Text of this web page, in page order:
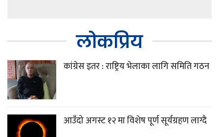
लोकप्रिय
कांग्रेस इतर : राष्ट्रिय भेलाका लागि समिति गठन
आउँदो अगस्ट १२ मा विशेष पूर्ण सूर्यग्रहण लाग्दै